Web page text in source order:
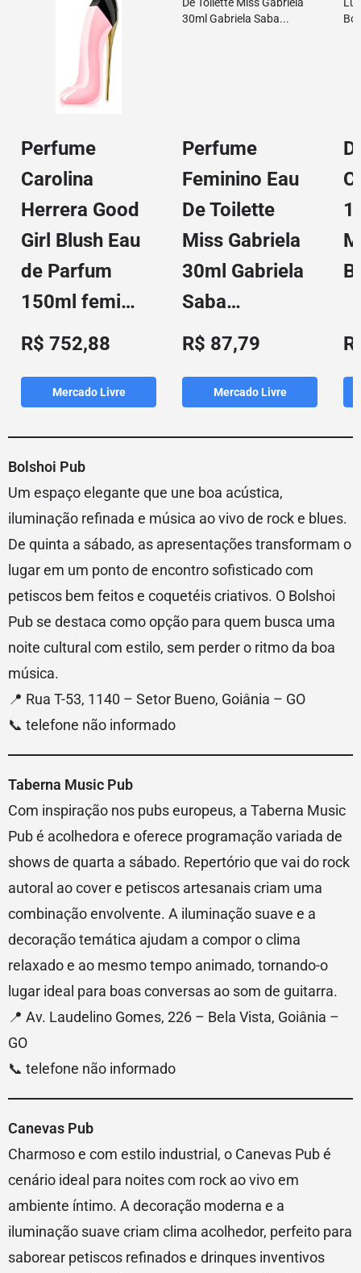
Perfume
Carolina
Herrera Good
Girl Blush Eau
de Parfum
150ml femi…
R$ 752,88
Mercado Livre
Perfume
Feminino Eau
De Toilette
Miss Gabriela
30ml Gabriela
Saba…
R$ 87,79
Mercado Livre
Bolshoi Pub
Um espaço elegante que une boa acústica,
iluminação refinada e música ao vivo de rock e blues.
De quinta a sábado, as apresentações transformam o
lugar em um ponto de encontro sofisticado com
petiscos bem feitos e coquetéis criativos. O Bolshoi
Pub se destaca como opção para quem busca uma
noite cultural com estilo, sem perder o ritmo da boa
música.
📍 Rua T-53, 1140 – Setor Bueno, Goiânia – GO
📞 telefone não informado
Taberna Music Pub
Com inspiração nos pubs europeus, a Taberna Music
Pub é acolhedora e oferece programação variada de
shows de quarta a sábado. Repertório que vai do rock
autoral ao cover e petiscos artesanais criam uma
combinação envolvente. A iluminação suave e a
decoração temática ajudam a compor o clima
relaxado e ao mesmo tempo animado, tornando-o
lugar ideal para boas conversas ao som de guitarra.
📍 Av. Laudelino Gomes, 226 – Bela Vista, Goiânia –
GO
📞 telefone não informado
Canevas Pub
Charmoso e com estilo industrial, o Canevas Pub é
cenário ideal para noites com rock ao vivo em
ambiente íntimo. A decoração moderna e a
iluminação suave criam clima acolhedor, perfeito para
saborear petiscos refinados e drinques inventivos